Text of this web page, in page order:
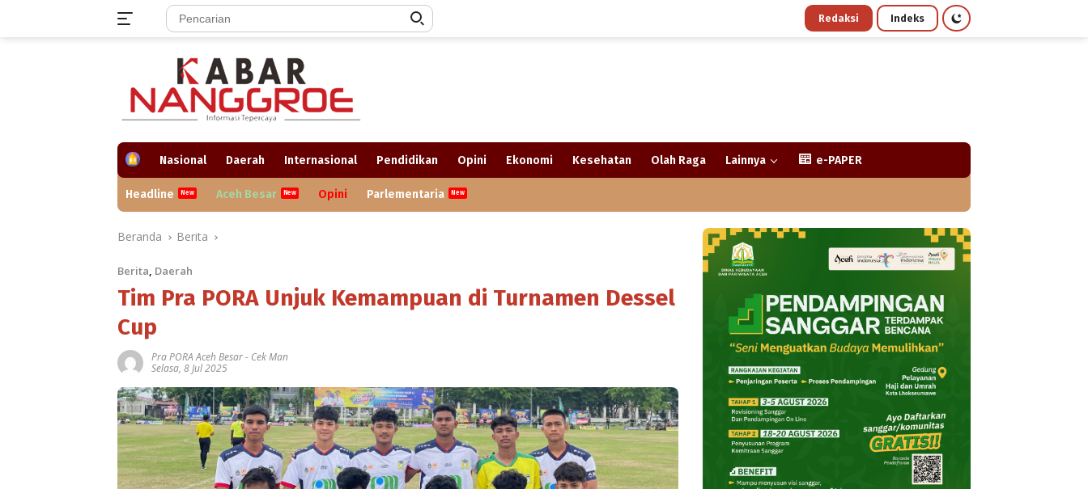
Redaksi Indeks
H
e
Nasional Daerah Internasional Pendidikan Opini Ekonomi Kesehatan Olah Raga Lainnya e-PAPER
Headline Aceh Besar Opini Parlementaria
Beranda Berita
Berita, Daerah
Tim Pra PORA Unjuk Kemampuan di Turnamen Dessel
Cup
Pra PORA Aceh Besar- Cek Man
Selasa, 8 Jul 2025